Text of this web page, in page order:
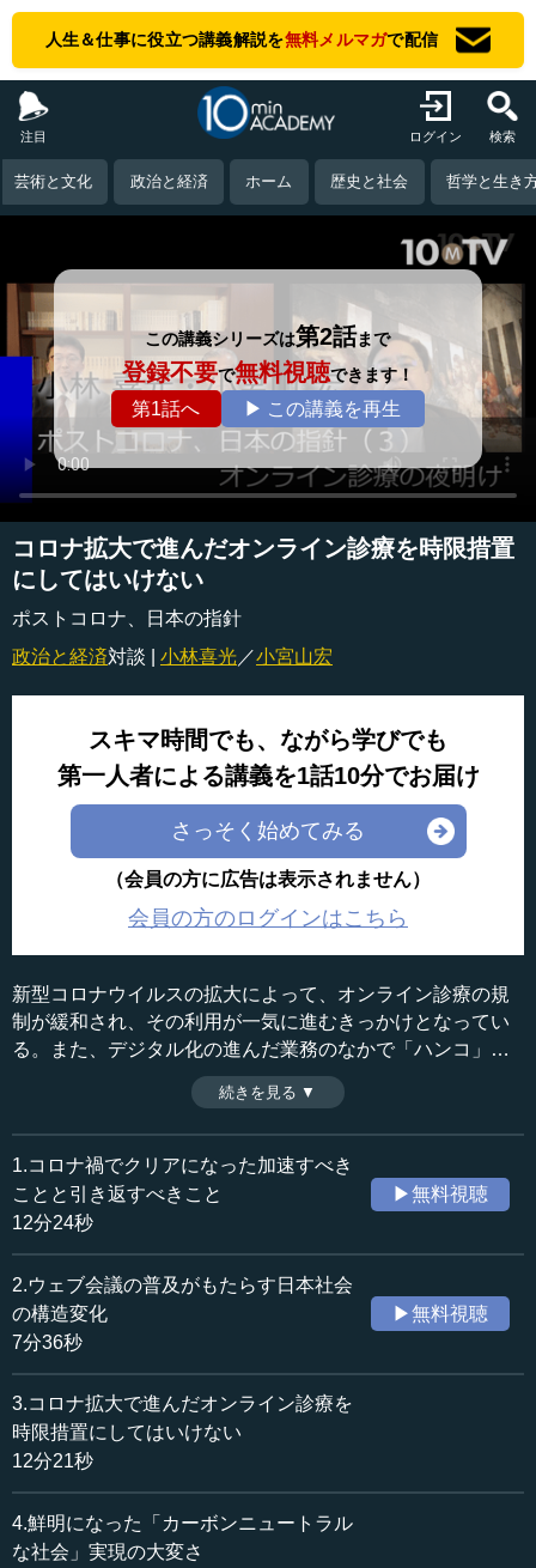
人生＆仕事に役立つ講義解説を無料メルマガで配信
注目 ログイン 検索
芸術と文化 政治と経済 ホーム 歴史と社会 哲学と生き
この講義シリーズは第2話まで
登録不要で無料視聴できます！
第1話へ ▶ この講義を再生
コロナ拡大で進んだオンライン診療を時限措置
にしてはいけない
ポストコロナ、日本の指針
政治と経済対談 | 小林喜光 ／小宮山宏
スキマ時間でも、ながら学びでも
第一人者による講義を1話10分でお届け
さっそく始めてみる
（会員の方に広告は表示されません）
会員の方のログインはこちら
新型コロナウイルスの拡大によって、オンライン診療の規
制が緩和され、その利用が一気に進むきっかけとなってい
る。また、デジタル化の進んだ業務のなかで「ハンコ」文
化は根強く続いているが、それを見直す機会にもしたい。
一旦始まった変革を時限的ではなく恒常的に進めていくこ
とが重要である。（全5話中第3話）
※司会者：川上達史（テンミニッツTV編集長）
収録日：2020年5月29日
追加日：2020年7月11日
カテゴリー：
社会・福祉
≪全文≫
●デジタルとハンコ、ヘルスケアと医療の問題点
装ができないという話をいただきました。これまで実装で
きなかった理由、動かなかった理由というものを、コロナ
禍の現状から振り返って考えたときに、どういう部分が一
番大きかったと思われていますでしょうか。
小林 デジタルという側面から見ると、お金に対するクレ
続きを見る ▼
1.コロナ禍でクリアになった加速すべき
ことと引き返すべきこと
12分24秒
▶無料視聴
2.ウェブ会議の普及がもたらす日本社会
の構造変化
7分36秒
▶無料視聴
3.コロナ拡大で進んだオンライン診療を
時限措置にしてはいけない
12分21秒
4.鮮明になった「カーボンニュートラル
な社会」実現の大変さ